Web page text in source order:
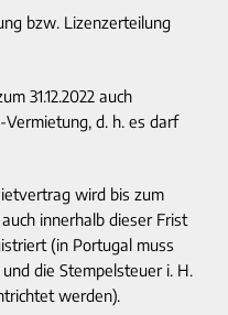
bzw. Lizenzerteilung
31.12.2022 auch
d. h. es darf
wird bis zum
innerhalb dieser Frist
(in Portugal muss
die Stempelsteuer i. H.
werden).